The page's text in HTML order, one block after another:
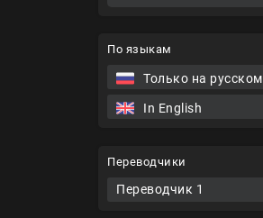
По языкам
Только на русском
In English
Переводчики
Переводчик 1